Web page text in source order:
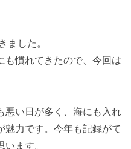
ました。
も慣れてきたので、今回は
悪い日が多く、海にも入れ
魅力です。今年も記録がて
ます。